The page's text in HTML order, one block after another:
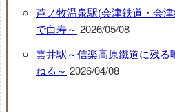
芦ノ牧温泉駅(会津鉄道・会
で白寿～ 2026/05/08
雲井駅～信楽高原鐵道に残る
ねる～ 2026/04/08